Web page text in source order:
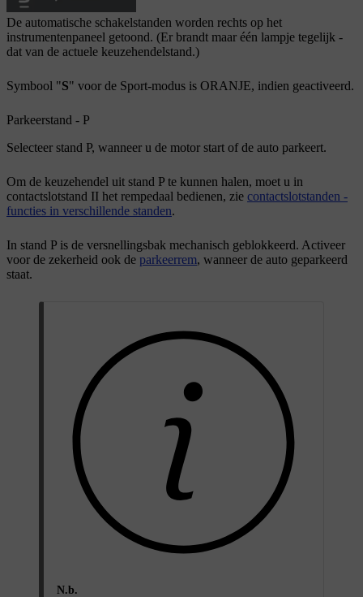
De automatische schakelstanden worden rechts op het
instrumentenpaneel getoond. (Er brandt maar één lampje tegelijk -
dat van de actuele keuzehendelstand.)
Symbool "S" voor de Sport-modus is ORANJE, indien geactiveerd.
Parkeerstand - P
Selecteer stand P, wanneer u de motor start of de auto parkeert.
Om de keuzehendel uit stand P te kunnen halen, moet u in
contactslotstand II het rempedaal bedienen, zie contactslotstanden -
functies in verschillende standen.
In stand P is de versnellingsbak mechanisch geblokkeerd. Activeer
voor de zekerheid ook de parkeerrem, wanneer de auto geparkeerd
staat.
N.b.